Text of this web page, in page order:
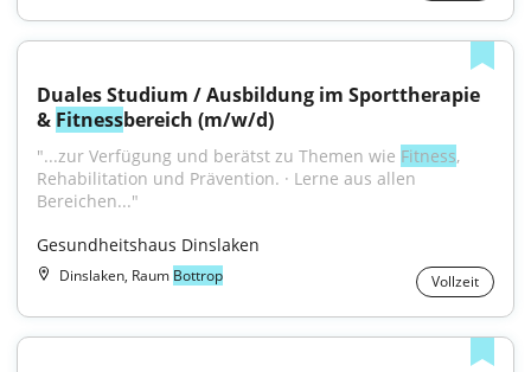
Duales Studium / Ausbildung im Sporttherapie
& Fitnessbereich (m/w/d)
"...zur Verfügung und berätst zu Themen wie Fitness,
Rehabilitation und Prävention. · Lerne aus allen
Bereichen..."
Gesundheitshaus Dinslaken
Dinslaken, Raum Bottrop Vollzeit